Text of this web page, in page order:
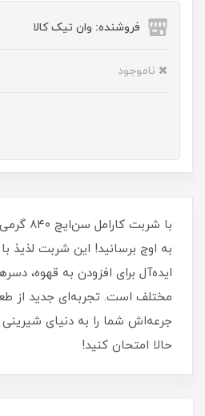
فروشنده: وان تیک کالا
ناموجود
با شربت
به اوج برسانید! این شربت لذیذ
ایده‌آل برای افزودن به قهوه،
مختلف است. تجربه‌ای جدید از
جرعه‌اش شما را به دنیای
حالا امتحان کنید!